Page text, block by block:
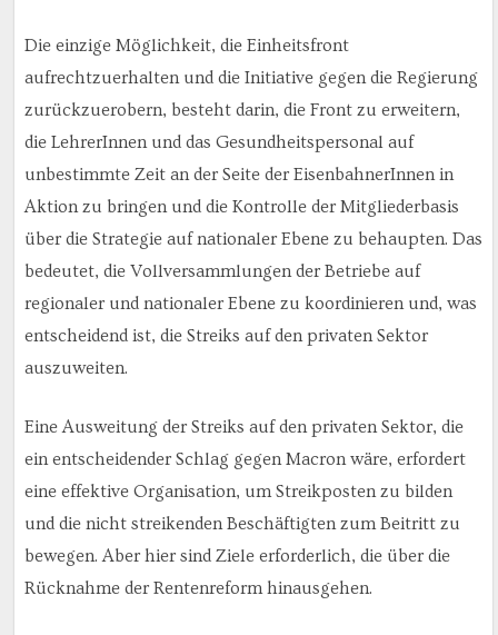
Die einzige Möglichkeit, die Einheitsfront
aufrechtzuerhalten und die Initiative gegen die Regierung
zurückzuerobern, besteht darin, die Front zu erweitern,
die LehrerInnen und das Gesundheitspersonal auf
unbestimmte Zeit an der Seite der EisenbahnerInnen in
Aktion zu bringen und die Kontrolle der Mitgliederbasis
über die Strategie auf nationaler Ebene zu behaupten. Das
bedeutet, die Vollversammlungen der Betriebe auf
regionaler und nationaler Ebene zu koordinieren und, was
entscheidend ist, die Streiks auf den privaten Sektor
auszuweiten.
Eine Ausweitung der Streiks auf den privaten Sektor, die
ein entscheidender Schlag gegen Macron wäre, erfordert
eine effektive Organisation, um Streikposten zu bilden
und die nicht streikenden Beschäftigten zum Beitritt zu
bewegen. Aber hier sind Ziele erforderlich, die über die
Rücknahme der Rentenreform hinausgehen.